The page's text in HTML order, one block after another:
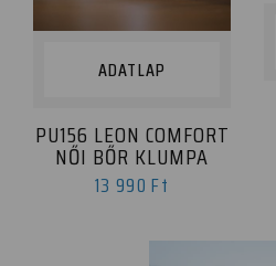
ADATLAP
PU156 LEON COMFORT
NŐI BŐR KLUMPA
13 990 Ft